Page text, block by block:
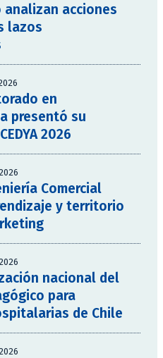
analizan acciones
lazos
en
presentó su
2026
Comercial
y territorio
nacional del
para
de Chile